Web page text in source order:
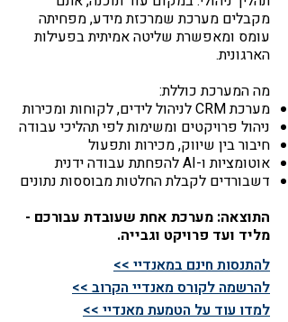
מקבלים מערכת שמרכזת מידע, מפחיתה
עומס ומאפשרת שליטה אמיתית בפעילות
הארגונית.
מה המערכת כוללת:
מערכת CRM לניהול לידים, לקוחות ומכירות
ניהול פרויקטים ומשימות לפי תהליכי עבודה
חיבור בין שיווק, מכירות ותפעול
אוטומציות ו-AI להפחתת עבודה ידנית
דשבורדים לקבלת החלטות מבוססות נתונים
התוצאה: מערכת אחת שעובדת עבורכם -
מליד ועד פרויקט וגבייה.
להתנסות חינם במאנדיי >>
להרשמה לקורס מאנדיי הקרוב >>
למדו עוד על הטמעת מאנדיי >>